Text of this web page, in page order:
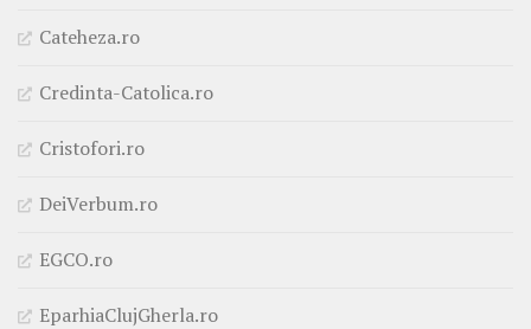
Cateheza.ro
Credinta-Catolica.ro
Cristofori.ro
DeiVerbum.ro
EGCO.ro
EparhiaClujGherla.ro